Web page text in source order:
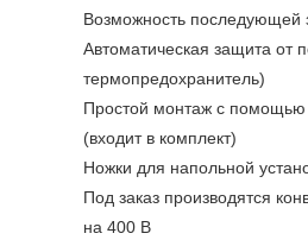
Возможность последующей
Автоматическая защита от
термопредохранитель)
Простой монтаж с помощью
(входит в комплект)
Ножки для напольной
Под заказ производятся
на 400 В